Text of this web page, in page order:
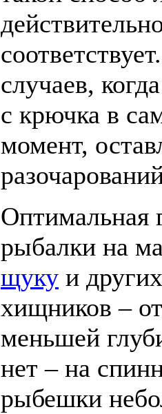
случаев,
с крючка в
момент,
Оптимальная
рыбалки на
щуку и
хищников –
меньшей
нет – на
рыбешки